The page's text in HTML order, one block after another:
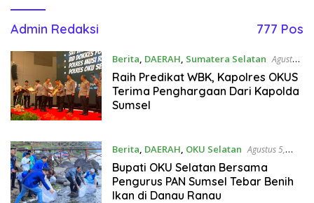
Admin Redaksi 777 Pos
Berita, DAERAH, Sumatera Selatan Agustus
5, 2026
Raih Predikat WBK, Kapolres OKUS
Terima Penghargaan Dari Kapolda
Sumsel
Berita, DAERAH, OKU Selatan Agustus 5,
2026
Bupati OKU Selatan Bersama
Pengurus PAN Sumsel Tebar Benih
Ikan di Danau Ranau